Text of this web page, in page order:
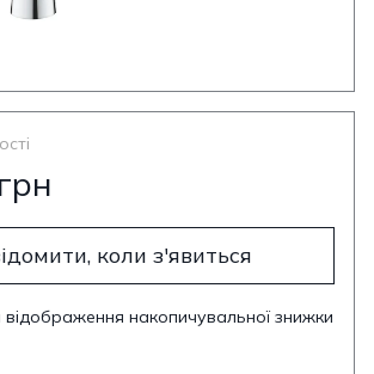
коли з'явиться
відображення накопичувальної знижки